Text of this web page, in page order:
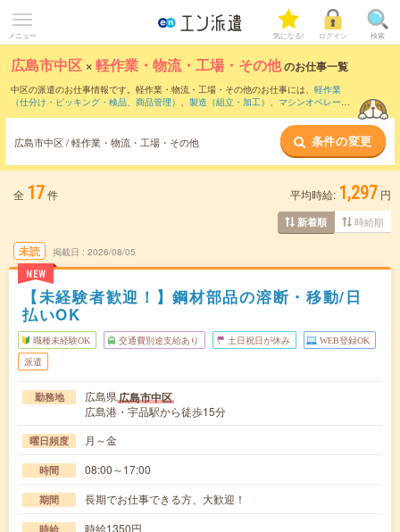
メニュー 気になる! ログイン 検索
広島市中区 ×軽作業・物流・工場・その他のお仕事一覧
中区の派遣のお仕事情報です。軽作業・物流・工場・その他のお仕事には、 軽作業
（仕分け・ピッキング・検品、商品管理） 、 製造（組立・加工） 、 マシンオペレータ
広島市中区 / 軽作業・物流・工場・その他 条件の変更
全 17件 平均時給: 1,297 円
新着順 時給順
未読
NEW
掲載日 2026/08/05
【未経験者歓迎！】鋼材部品の溶断・移動/日
払いOK
職種未経験OK 交通費別途支給あり 土日祝日が休み WEB登録OK
派遣
勤務地 広島県広島市中区
広島港・宇品駅から徒歩15分
曜日頻度 月～金
時間 08:00～17:00
期間 長期でお仕事できる方、大歓迎！
時給 時給1350円